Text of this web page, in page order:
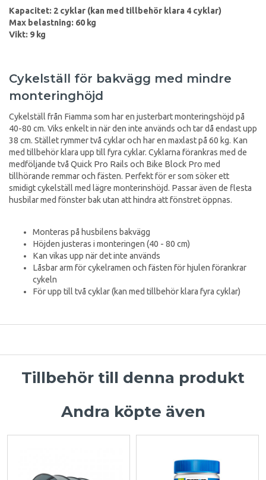
Kapacitet: 2 cyklar (kan med tillbehör klara 4 cyklar)
Max belastning: 60 kg
Vikt: 9 kg
Cykelställ för bakvägg med mindre
monteringhöjd
Cykelställ från Fiamma som har en justerbart monteringshöjd på
40-80 cm. Viks enkelt in när den inte används och tar då endast upp
38 cm. Stället rymmer två cyklar och har en maxlast på 60 kg. Kan
med tillbehör klara upp till fyra cyklar. Cyklarna förankras med de
medföljande två Quick Pro Rails och Bike Block Pro med
tillhörande remmar och fästen. Perfekt för er som söker ett
smidigt cykelställ med lägre monterinshöjd. Passar även de flesta
husbilar med fönster bak utan att hindra att fönstret öppnas.
Monteras på husbilens bakvägg
Höjden justeras i monteringen (40 - 80 cm)
Kan vikas upp när det inte används
Låsbar arm för cykelramen och fästen för hjulen förankrar
cykeln
För upp till två cyklar (kan med tillbehör klara fyra cyklar)
Tillbehör till denna produkt
Andra köpte även